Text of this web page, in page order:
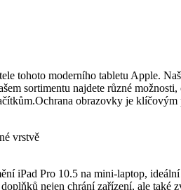
tohoto moderního tabletu Apple.
sortimentu najdete různé
obrazovky je klíčovým
vrstvě
iPad Pro 10.5 na mini-laptop,
nejen chrání zařízení, ale